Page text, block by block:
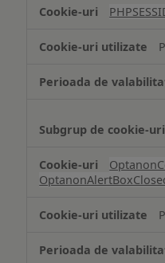
Cookie
necesare